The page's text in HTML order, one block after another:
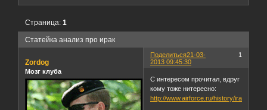
Статейка анализ про ирак
Страница:1
Поделиться 1
21-03-
2013 09:45:30
Zordog
Мозг клуба
С интересом прочитал, вдруг
кому тоже нитересно:
http://www.airforce.ru/history/iraq/